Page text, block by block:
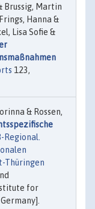
Brussig, Martin
Hanna &
Lisa Sofie &
123,
& Rossen,
Regional.
Thüringen
for